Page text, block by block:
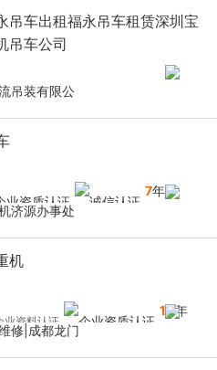
吊车出租福永吊车租赁深圳宝
吊车公司
吊装有限公
7年
济源办事处
机
10年
修|成都龙门